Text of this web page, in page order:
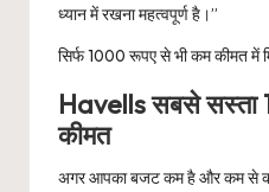
ध्यान में रखना महत्वपूर्ण है।”
सिर्फ 1000 रूपए से भी कम कीमत में
Havells सबसे सस्ता
कीमत
अगर आपका बजट कम है और कम से